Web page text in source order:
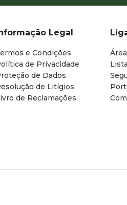
Legal
e Condições
de Privacidade
de Dados
de Litígios
de Reclamações